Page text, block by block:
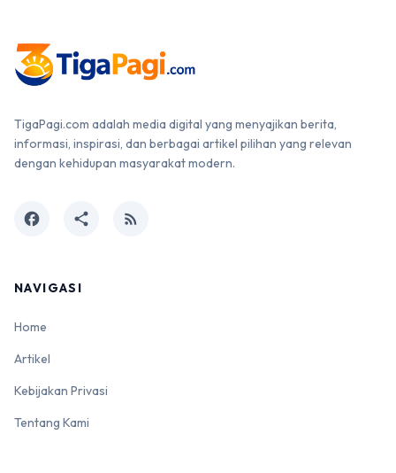
TigaPagi.com adalah media digital yang menyajikan berita,
informasi, inspirasi, dan berbagai artikel pilihan yang relevan
dengan kehidupan masyarakat modern.
facebook share rss_feed
NAVIGASI
Home
Artikel
Kebijakan Privasi
Tentang Kami